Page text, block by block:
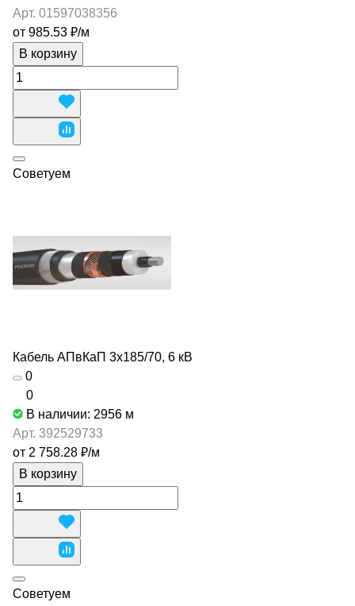
Арт. 01597038356
от 985.53 ₽/м
В корзину
Советуем
Кабель АПвКаП 3х185/70, 6 кВ
0
0
В наличии: 2956 м
Арт. 392529733
от 2 758.28 ₽/м
В корзину
Советуем